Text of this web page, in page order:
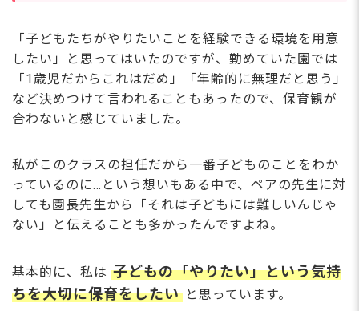
「子どもたちがやりたいことを経験できる環境を用意
したい」と思ってはいたのですが、勤めていた園では
「1歳児だからこれはだめ」「年齢的に無理だと思う」
など決めつけて言われることもあったので、保育観が
合わないと感じていました。
私がこのクラスの担任だから一番子どものことをわか
っているのに…という想いもある中で、ペアの先生に対
しても園長先生から「それは子どもには難しいんじゃ
ない」と伝えることも多かったんですよね。
基本的に、私は 子どもの「やりたい」という気持
ちを大切に保育をしたい と思っています。